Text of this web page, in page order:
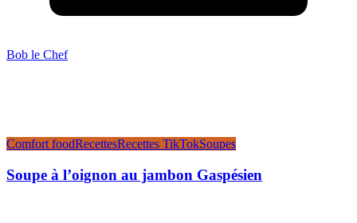
Bob le Chef
Comfort foodRecettesRecettes TikTokSoupes
Soupe à l’oignon au jambon Gaspésien